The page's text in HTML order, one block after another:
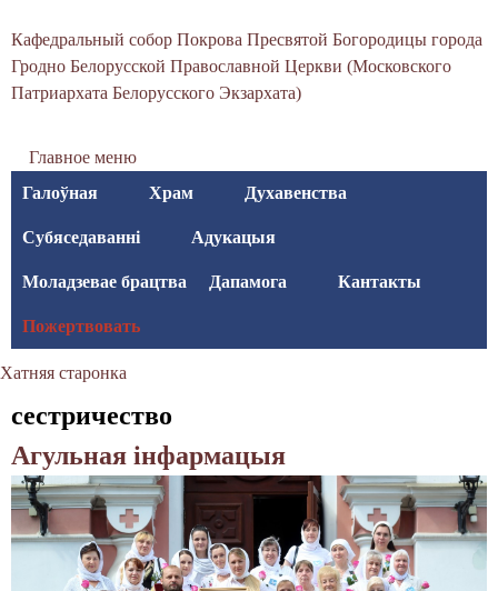
асноўнага
в
я
о
к
р
о
в
с
к
Кафедральный собор Покрова Пресвятой Богородицы города
Гродно Белорусской Православной Церкви (Московского
Патриархата Белорусского Экзархата)
Главное меню
Галоўная
Храм Духавенства
Субяседаванні Адукацыя
Моладзевае брацтва Дапамога Кантакты
Пожертвовать
тут
Хатняя старонка
сестричество
Агульная інфармацыя